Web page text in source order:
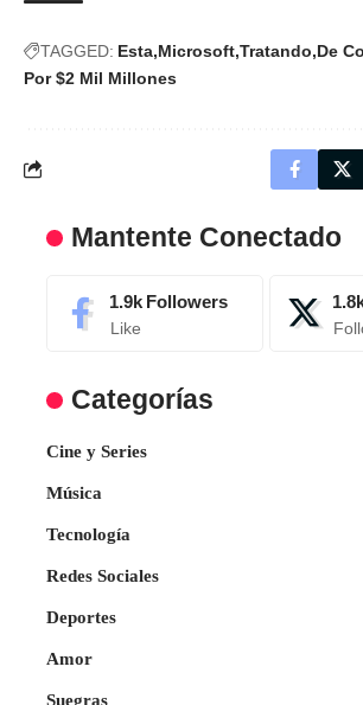
TAGGED: Esta Microsoft Tratando De
Por $2 Mil Millones
Mantente Conectado
1.9k Followers
Like
Categorías
Cine y Series
Música
Tecnología
Redes Sociales
Deportes
Amor
Suegras